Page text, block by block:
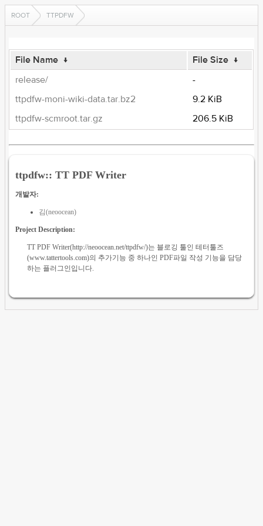
ROOT TTPDFW
File Name ↓ File Size ↓
release/
-
ttpdfw-moni-wiki-data.tar.bz2
9.2 KiB
ttpdfw-scmroot.tar.gz
206.5 KiB
ttpdfw:: TT PDF Writer
개발자:
김(neoocean)
Project Description:
TT PDF Writer(http://neoocean.net/ttpdfw/)는 블로깅 툴인 테터툴즈
(www.tattertools.com)의 추가기능 중 하나인 PDF파일 작성 기능을 담당
하는 플러그인입니다.